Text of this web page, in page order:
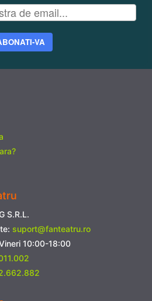
VA
S.R.L.
suport@fanteatru.ro
10:00-18:00